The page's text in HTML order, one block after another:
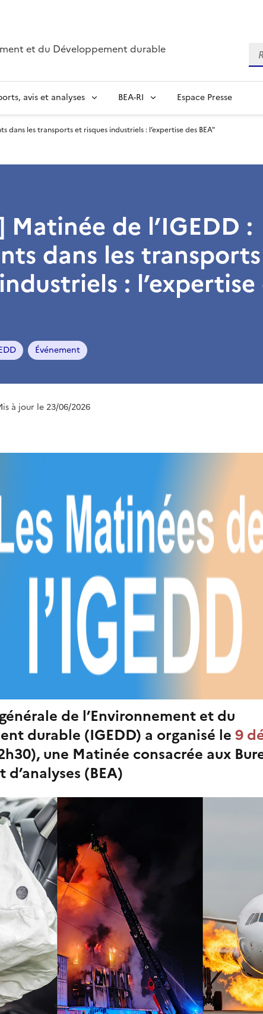
et du Développement durable
avis et analyses BEA-RI Espace Presse
dans les transports et risques industriels : l’expertise des BEA"
Matinée de l’IGEDD :
dans les
: l’expertise
Événement
à jour le 23/06/2026
de l’Environnement et du
durable (IGEDD) a organisé le9
une Matinée consacrée aux
d’analyses (BEA)